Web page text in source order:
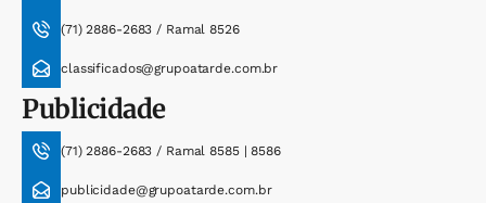
(71) 2886-2683 / Ramal 8526
classificados@grupoatarde.com.br
Publicidade
(71) 2886-2683 / Ramal 8585 | 8586
publicidade@grupoatarde.com.br